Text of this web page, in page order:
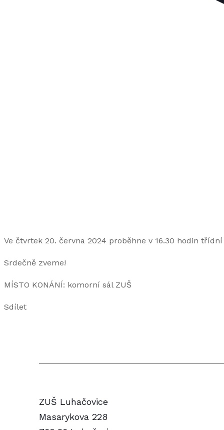
Ve čtvrtek 20. června 2024 proběhne v 16.30 hodin
Srdečně zveme!
MÍSTO KONÁNÍ: komorní sál ZUŠ
Sdílet
ZUŠ Luhačovice
Masarykova 228